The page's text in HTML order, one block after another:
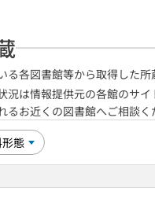
各図書館等から取得した所
況は情報提供元の各館のサ
るお近くの図書館へご相談く